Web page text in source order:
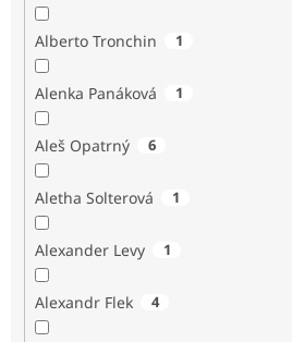
Alberto Tronchin 1
Alenka Panáková 1
Aleš Opatrný 6
Aletha Solterová 1
Alexander Levy 1
Alexandr Flek 4